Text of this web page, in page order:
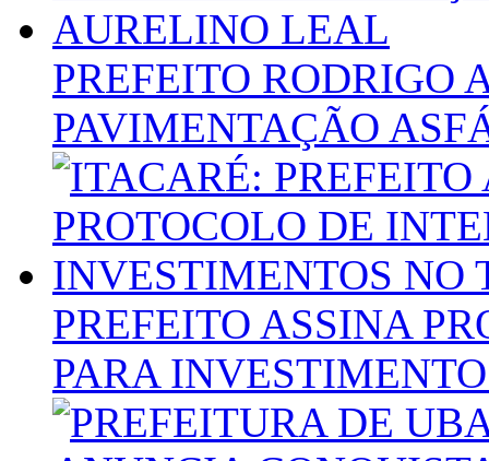
PREFEITO RODRIGO
PAVIMENTAÇÃO
PREFEITO ASSINA
PARA